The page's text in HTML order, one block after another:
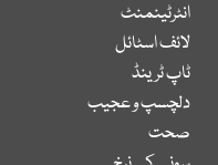
انٹرٹینمنٹ
لائف اسٹائل
ٹاپ ٹرینڈ
دلچسپ و عجیب
صحت